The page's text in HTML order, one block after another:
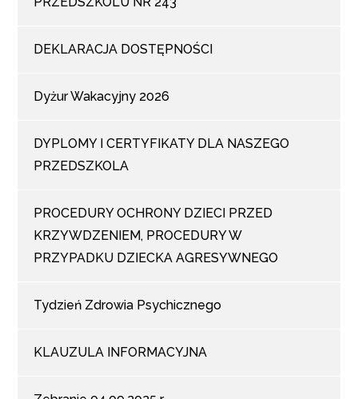
DEKLARACJA DOSTĘPNOŚCI
Dyżur Wakacyjny 2026
DYPLOMY I CERTYFIKATY DLA NASZEGO
PRZEDSZKOLA
PROCEDURY OCHRONY DZIECI PRZED
KRZYWDZENIEM, PROCEDURY W
PRZYPADKU DZIECKA AGRESYWNEGO
Tydzień Zdrowia Psychicznego
KLAUZULA INFORMACYJNA